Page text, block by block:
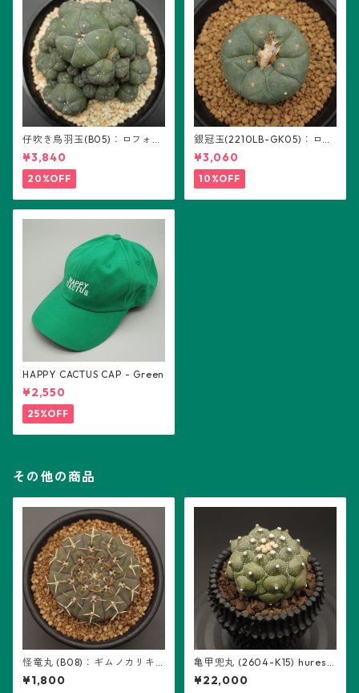
仔吹き烏羽玉(B05)：ロフォフ
ォラ属
¥3,840
20%OFF
銀冠玉(2210LB-GK05)：ロフ
ォフォラ属 ※実生
¥3,060
10%OFF
HAPPY CACTUS CAP - Green
¥2,550
25%OFF
その他の商品
怪竜丸 (B08)：ギムノカリキ
ウム属 ※実生
¥1,800
亀甲兜丸 (2604-K15) hureso
m鉢入り：アストロフィツム
属 ※実生
¥22,000